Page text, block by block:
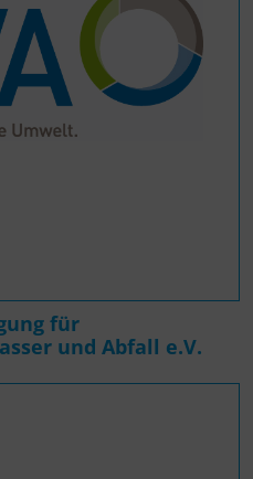
für
und Abfall e.V.